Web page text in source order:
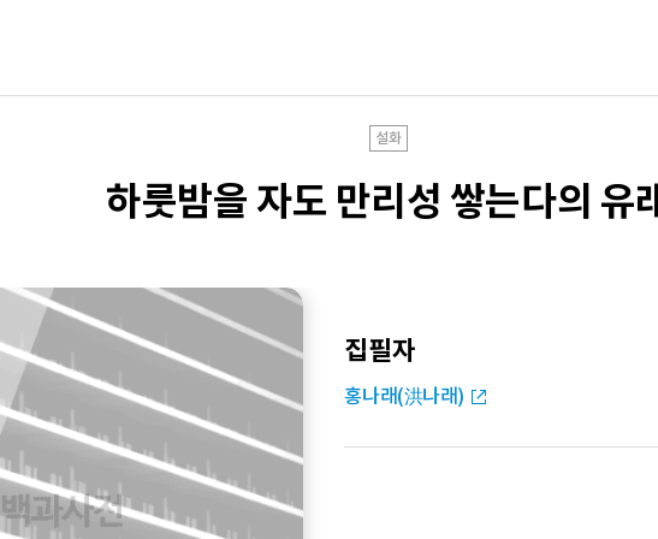
설화
하룻밤을 자도 만리성 쌓는다의 유
집필자
홍나래(洪나래)